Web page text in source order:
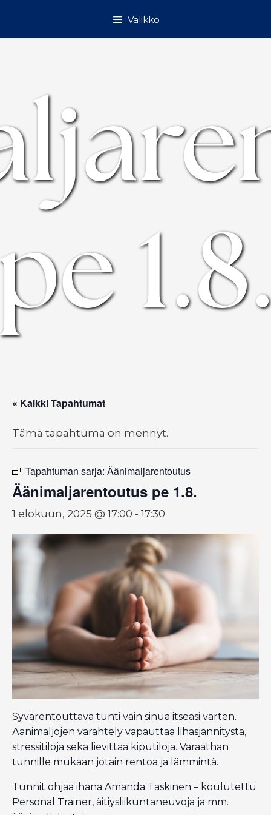
Valikko
« Kaikki Tapahtumat
Tämä tapahtuma on mennyt.
Tapahtuman sarja: Äänimaljarentoutus
Äänimaljarentoutus pe 1.8.
1 elokuun, 2025 @ 17:00 - 17:30
Syvärentouttava tunti vain sinua itseäsi varten.
Äänimaljojen värähtely vapauttaa lihasjännitystä,
stressitiloja sekä lievittää kiputiloja. Varaathan
tunnille mukaan jotain rentoa ja lämmintä.
Tunnit ohjaa ihana Amanda Taskinen – koulutettu
Personal Trainer, äitiysliikuntaneuvoja ja mm.